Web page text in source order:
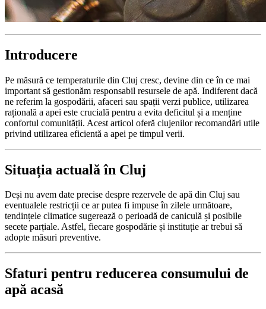
Introducere
Pe măsură ce temperaturile din Cluj cresc, devine din ce în ce mai
important să gestionăm responsabil resursele de apă. Indiferent dacă
ne referim la gospodării, afaceri sau spații verzi publice, utilizarea
rațională a apei este crucială pentru a evita deficitul și a menține
confortul comunității. Acest articol oferă clujenilor recomandări utile
privind utilizarea eficientă a apei pe timpul verii.
Situația actuală în Cluj
Deși nu avem date precise despre rezervele de apă din Cluj sau
eventualele restricții ce ar putea fi impuse în zilele următoare,
tendințele climatice sugerează o perioadă de caniculă și posibile
secete parțiale. Astfel, fiecare gospodărie și instituție ar trebui să
adopte măsuri preventive.
Sfaturi pentru reducerea consumului de
apă acasă